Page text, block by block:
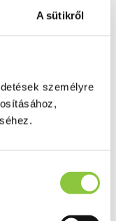
A sütikről
személyre